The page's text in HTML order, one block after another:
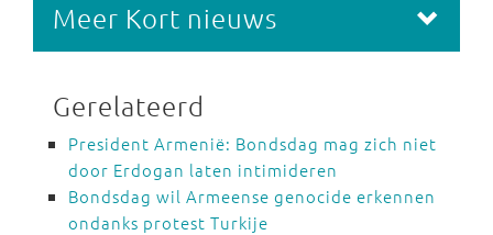
Meer Kort nieuws
Gerelateerd
President Armenië: Bondsdag mag zich niet
door Erdogan laten intimideren
Bondsdag wil Armeense genocide erkennen
ondanks protest Turkije